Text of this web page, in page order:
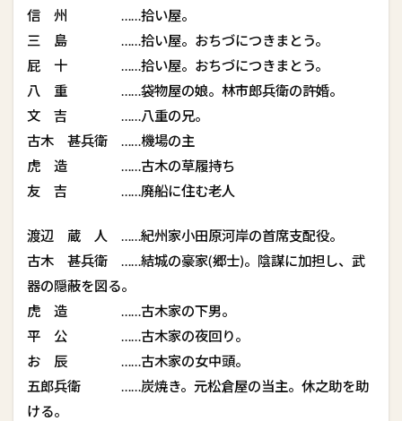
信 州 ……拾い屋。
三 島 ……拾い屋。おちづにつきまとう。
屁 十 ……拾い屋。おちづにつきまとう。
八 重 ……袋物屋の娘。林市郎兵衛の許婚。
文 吉 ……八重の兄。
古木 甚兵衛 ……機場の主
虎 造 ……古木の草履持ち
友 吉 ……廃船に住む老人
渡辺 蔵 人 ……紀州家小田原河岸の首席支配役。
古木 甚兵衛 ……結城の豪家(郷士)。陰謀に加担し、武
器の隠蔽を図る。
虎 造 ……古木家の下男。
平 公 ……古木家の夜回り。
お 辰 ……古木家の女中頭。
五郎兵衛 ……炭焼き。元松倉屋の当主。休之助を助
ける。